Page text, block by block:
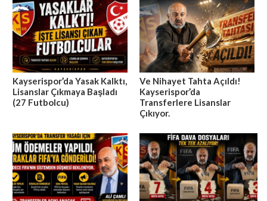
Kayserispor’da Yasak Kalktı,
Lisanslar Çıkmaya Başladı
(27 Futbolcu)
Ve Nihayet Tahta Açıldı!
Kayserispor’da
Transferlere Lisanslar
Çıkıyor.